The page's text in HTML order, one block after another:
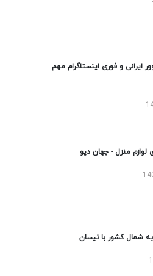
ایرانی و فوری اینستاگرام مهم
لوازم منزل - جهان دپو
شمال کشور با نیسان